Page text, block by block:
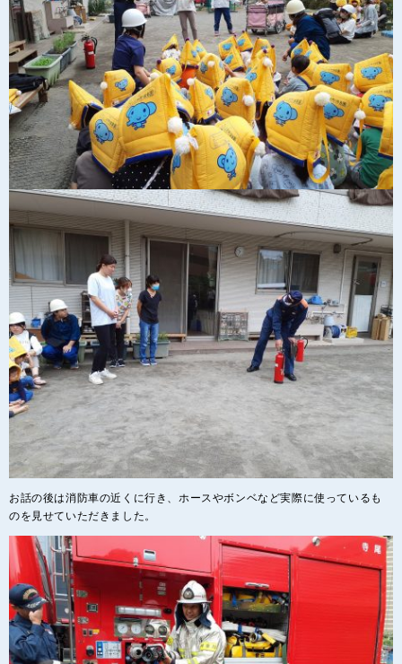
お話の後は消防車の近くに行き、ホースやボンベなど実際に使っているも
のを見せていただきました。